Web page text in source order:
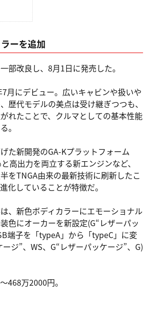
ーを追加
部改良し、8月1日に発売した。
月にデビュー。広いキャビンや扱いや
歴代モデルの美点は受け継ぎつつも、
れたことで、クルマとしての基本性能
。
た新開発のGA-Kプラットフォーム
高出力を両立する新エンジンなど、
をTNGA由来の最新技術に刷新したこ
化していることが特徴だ。
、新色ボディカラーにエモーショナル
色にオーカーを新設定(G“レザーパッ
端子を「typeA」から「typeC」に変
ジ”、WS、G“レザーパッケージ”、G)
468万2000円。